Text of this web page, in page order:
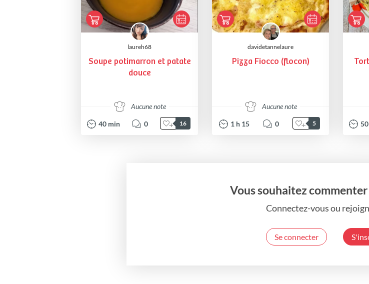
laureh68
Soupe potimarron et patate
douce
Aucune note
40 min 0 16
davidetannelaure
Pizza Fiocco (flocon)
Aucune note
1 h 15 0 5 50
Vous souhaitez
Connectez-vous ou
Se connecter